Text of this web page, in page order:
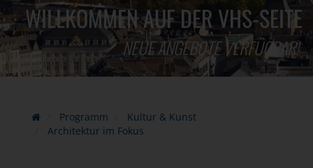
WILLKOMMEN AUF DER VHS-SEITE
NEUE ANGEBOTE VERFÜGBAR!
Programm
Kultur & Kunst
Architektur im Fokus